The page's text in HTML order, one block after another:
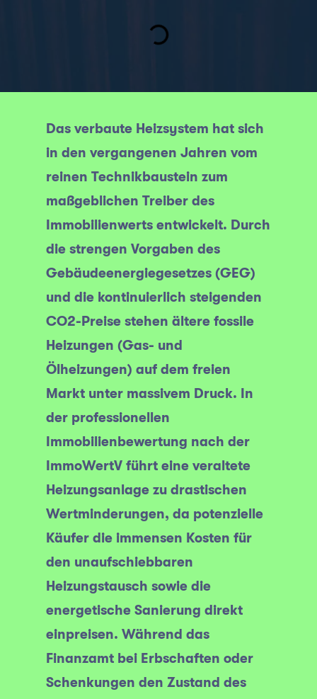
Das verbaute Heizsystem hat sich
in den vergangenen Jahren vom
reinen Technikbaustein zum
maßgeblichen Treiber des
Immobilienwerts entwickelt. Durch
die strengen Vorgaben des
Gebäudeenergiegesetzes (GEG)
und die kontinuierlich steigenden
CO2-Preise stehen ältere fossile
Heizungen (Gas- und
Ölheizungen) auf dem freien
Markt unter massivem Druck. In
der professionellen
Immobilienbewertung nach der
ImmoWertV führt eine veraltete
Heizungsanlage zu drastischen
Wertminderungen, da potenzielle
Käufer die immensen Kosten für
den unaufschiebbaren
Heizungstausch sowie die
energetische Sanierung direkt
einpreisen. Während das
Finanzamt bei Erbschaften oder
Schenkungen den Zustand des